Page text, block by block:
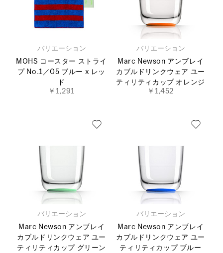
バリエーション
MOHS コースター ストライ
プ No.1／05 ブルー x レッ
ド
￥1,291
バリエーション
Marc Newson アンブレイ
カブルドリンクウェア ユー
ティリティカップ オレンジ
￥1,452
バリエーション
Marc Newson アンブレイ
カブルドリンクウェア ユー
ティリティカップ グリーン
バリエーション
Marc Newson アンブレイ
カブルドリンクウェア ユー
ティリティカップ ブルー